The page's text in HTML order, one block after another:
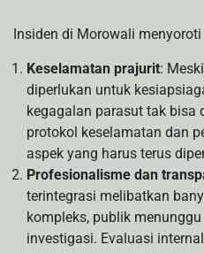
Insiden di Morowali
Keselamatan prajurit:
diperlukan untuk
kegagalan parasut tak bisa
protokol keselamatan dan
aspek yang harus terus
Profesionalisme dan
terintegrasi melibatkan
kompleks, publik
investigasi. Evaluasi